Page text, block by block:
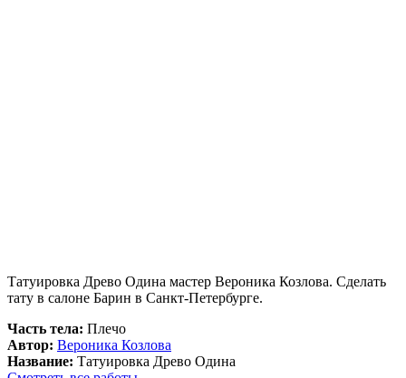
Татуировка Древо Одина мастер Вероника Козлова. Сделать
тату в салоне Барин в Санкт-Петербурге.
Часть тела: Плечо
Автор: Вероника Козлова
Название: Татуировка Древо Одина